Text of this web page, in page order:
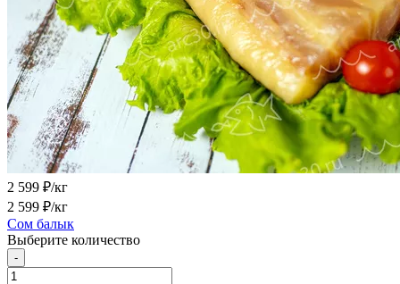
2 599 ₽/кг
2 599 ₽/кг
Сом балык
Выберите количество
-